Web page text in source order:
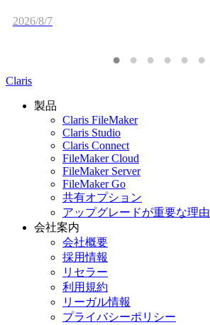
2026/8/7
Claris
製品
Claris FileMaker
Claris Studio
Claris Connect
FileMaker Cloud
FileMaker Server
FileMaker Go
共有オプション
アップグレードが重要な理由
会社案内
会社概要
採用情報
リセラー
利用規約
リーガル情報
プライバシーポリシー